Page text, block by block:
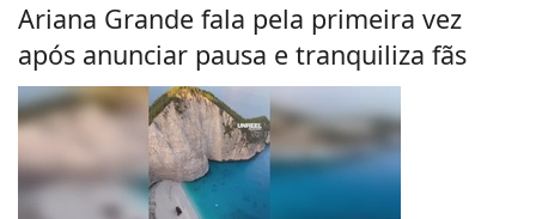
Ariana Grande fala pela primeira vez
após anunciar pausa e tranquiliza fãs